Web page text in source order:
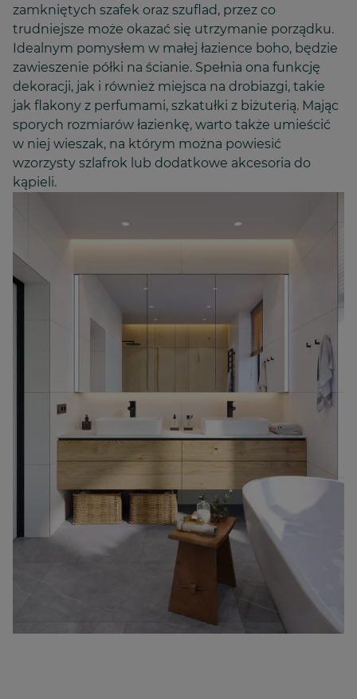
zamkniętych szafek oraz szuflad, przez co
trudniejsze może okazać się utrzymanie porządku.
Idealnym pomysłem w małej łazience boho, będzie
zawieszenie półki na ścianie. Spełnia ona funkcję
dekoracji, jak i również miejsca na drobiazgi, takie
jak flakony z perfumami, szkatułki z biżuterią. Mając
sporych rozmiarów łazienkę, warto także umieścić
w niej wieszak, na którym można powiesić
wzorzysty szlafrok lub dodatkowe akcesoria do
kąpieli.